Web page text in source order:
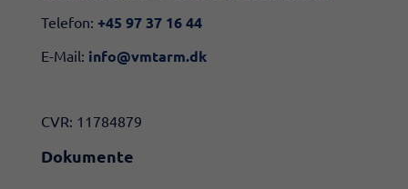
Telefon: +45 97 37 16 44
E-Mail: info@vmtarm.dk
CVR: 11784879
Dokumente